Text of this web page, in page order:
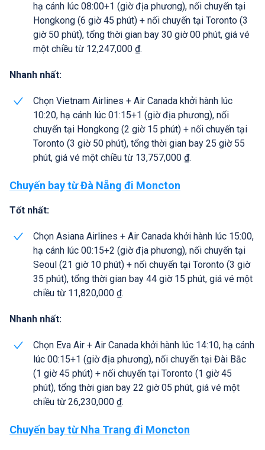
hạ cánh lúc 08:00+1 (giờ địa phương), nối chuyến tại
Hongkong (6 giờ 45 phút) + nối chuyến tại Toronto (3
giờ 50 phút), tổng thời gian bay 30 giờ 00 phút, giá vé
một chiều từ 12,247,000 ₫.
Nhanh nhất:
Chọn Vietnam Airlines + Air Canada khởi hành lúc
10:20, hạ cánh lúc 01:15+1 (giờ địa phương), nối
chuyến tại Hongkong (2 giờ 15 phút) + nối chuyến tại
Toronto (3 giờ 50 phút), tổng thời gian bay 25 giờ 55
phút, giá vé một chiều từ 13,757,000 ₫.
Chuyến bay từ Đà Nẵng đi Moncton
Tốt nhất:
Chọn Asiana Airlines + Air Canada khởi hành lúc 15:00,
hạ cánh lúc 00:15+2 (giờ địa phương), nối chuyến tại
Seoul (21 giờ 10 phút) + nối chuyến tại Toronto (3 giờ
35 phút), tổng thời gian bay 44 giờ 15 phút, giá vé một
chiều từ 11,820,000 ₫.
Nhanh nhất:
Chọn Eva Air + Air Canada khởi hành lúc 14:10, hạ cánh
lúc 00:15+1 (giờ địa phương), nối chuyến tại Đài Bắc
(1 giờ 45 phút) + nối chuyến tại Toronto (1 giờ 45
phút), tổng thời gian bay 22 giờ 05 phút, giá vé một
chiều từ 26,230,000 ₫.
Chuyến bay từ Nha Trang đi Moncton